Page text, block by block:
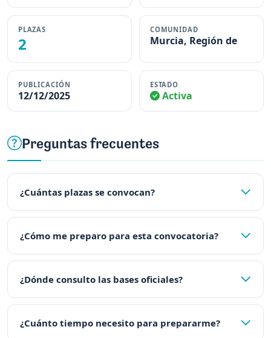
PLAZAS
2
COMUNIDAD
Murcia, Región de
PUBLICACIÓN
12/12/2025
ESTADO
Activa
Preguntas frecuentes
¿Cuántas plazas se convocan?
¿Cómo me preparo para esta convocatoria?
¿Dónde consulto las bases oficiales?
¿Cuánto tiempo necesito para prepararme?